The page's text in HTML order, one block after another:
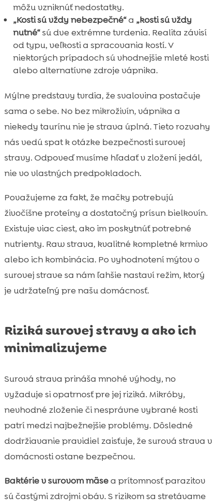
môžu vzniknúť nedostatky.
„Kosti sú vždy nebezpečné“a „kosti sú vždy
nutné“sú dve extrémne tvrdenia. Realita závisí
od typu, veľkosti a spracovania kostí. V
niektorých prípadoch sú vhodnejšie mleté kosti
alebo alternatívne zdroje vápnika.
Mýlne predstavy tvrdia, že svalovina postačuje
sama o sebe. No bez mikroživín, vápnika a
niekedy taurínu nie je strava úplná. Tieto rozvahy
nás vedú spat k otázke bezpečnosti surovej
stravy. Odpoveď musíme hľadať v zložení jedál,
nie vo vlastných predpokladoch.
Považujeme za fakt, že mačky potrebujú
živočíšne proteíny a dostatočný prísun bielkovín.
Existuje viac ciest, ako im poskytnúť potrebné
nutrienty. Raw strava, kvalitné kompletné krmivo
alebo ich kombinácia. Po vyhodnotení mýtov o
surovej strave sa nám ľahšie nastaví režim, ktorý
je udržateľný pre našu domácnosť.
Riziká surovej stravy a ako ich
minimalizujeme
Surová strava prináša mnohé výhody, no
vyžaduje si opatrnosť pre jej riziká. Mikróby,
nevhodné zloženie či nesprávne vybrané kosti
patrí medzi najbežnejšie problémy. Dôsledné
dodržiavanie pravidiel zaisťuje, že surová strava v
domácnosti ostane bezpečnou.
Baktérie v surovom mäsea prítomnosť parazitov
sú častými zdrojmi obáv. S rizikom sa stretávame